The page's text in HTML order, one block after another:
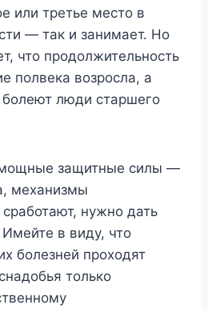
или третье место в
— так и занимает. Но
что продолжительность
полвека возросла, а
люди старшего
мощные защитные силы —
механизмы
нужно дать
в виду, что
болезней проходят
только